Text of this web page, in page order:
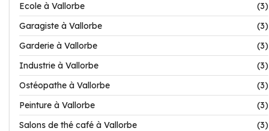
Ecole à Vallorbe
(3)
Garagiste à Vallorbe
(3)
Garderie à Vallorbe
(3)
Industrie à Vallorbe
(3)
Ostéopathe à Vallorbe
(3)
Peinture à Vallorbe
(3)
Salons de thé café à Vallorbe
(3)